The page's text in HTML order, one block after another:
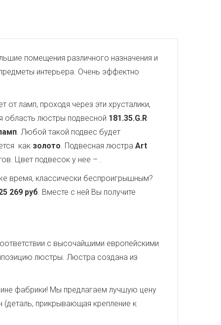
помещения различного назначения и
интерьера. Очень эффектно
ламп, проходя через эти хрусталики,
область люстры подвесной 181.35.G.R
. Любой такой подвес будет
как золото. Подвесная люстра Art
Цвет подвесок у нее – .
время, классически беспроигрышным?
269 руб. Вместе с ней Вы получите
с высочайшими европейскими
люстры. Люстра создана из
фабрики! Мы предлагаем лучшую цену
прикрывающая крепление к